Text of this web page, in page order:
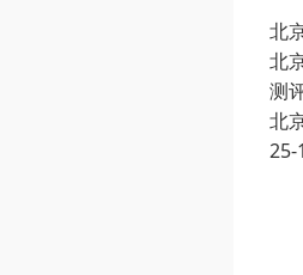
北
北
测
北
25-